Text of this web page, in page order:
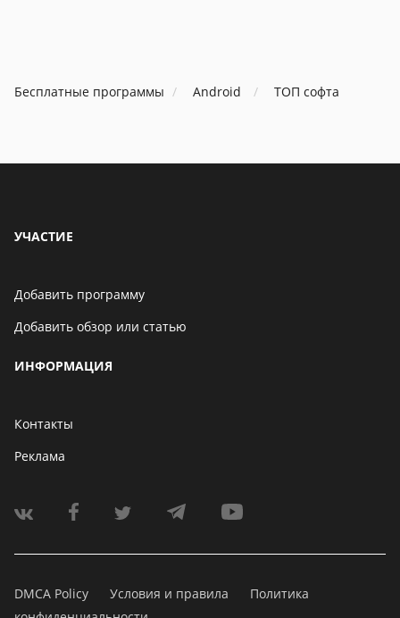
Бесплатные программы Android ТОП софта
УЧАСТИЕ
Добавить программу
Добавить обзор или статью
ИНФОРМАЦИЯ
Контакты
Реклама
DMCA Policy Условия и правила
Политика